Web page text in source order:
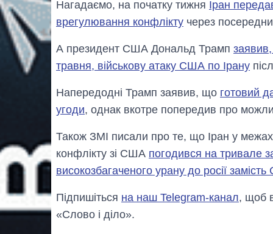
Нагадаємо, на початку тижня Іран
врегулювання конфлікту через
А президент США Дональд Трамп
травня, військову атаку США по Ірану
Напередодні Трамп заявив, що готовий
угоди, однак вкотре попередив про
Також ЗМІ писали про те, що Іран у
конфлікту зі США погодився на тривале
високозбагаченого урану до росії
Підпишіться на наш Telegram-канал, щоб
«Слово і діло».